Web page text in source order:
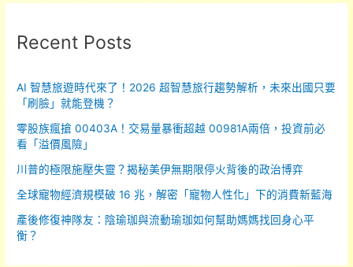
ESG
時
代
Recent Posts
AI 智慧旅遊時代來了！2026 超智慧旅行趨勢解析，未來出國只要
「刷臉」就能登機？
零股族瘋搶 00403A！交易量暴衝超越 00981A兩倍，投資前必
看「溢價風險」
川普的極限施壓失靈？揭秘美伊無期限停火背後的政治博弈
全球寵物經濟規模破 16 兆，解密「寵物人性化」下的消費新藍海
產後修復神隊友：陰瑜珈與流動瑜珈如何幫助媽媽找回身心平
衡？